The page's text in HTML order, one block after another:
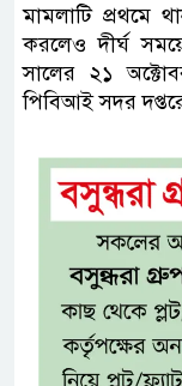
মামলাটি প্রথমে
করলেও দীর্ঘ
সালের ২১
পিবিআই সদর